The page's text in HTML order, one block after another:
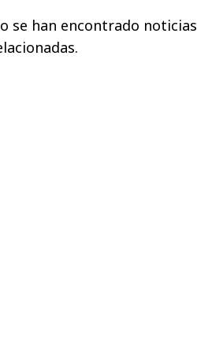
se han encontrado noticias